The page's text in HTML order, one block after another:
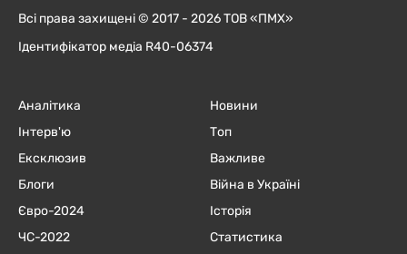
Всі права захищені © 2017 - 2026 ТОВ «ПМХ»
Ідентифікатор медіа R40-06374
Аналітика
Інтерв'ю
Ексклюзив
Блоги
Євро-2024
ЧC-2022
Новини
Топ
Важливе
Війна в Україні
Історія
Статистика